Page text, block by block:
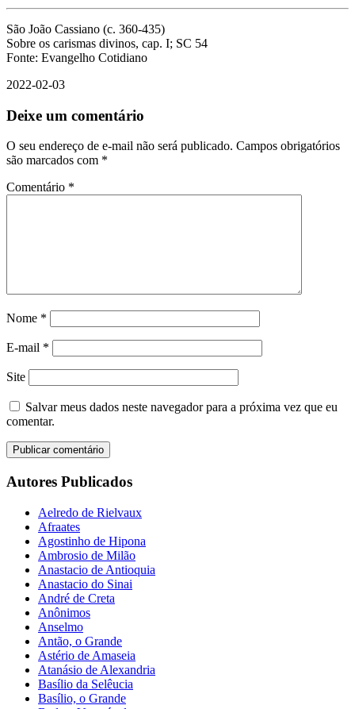
São João Cassiano (c. 360-435)
Sobre os carismas divinos, cap. I; SC 54
Fonte: Evangelho Cotidiano
2022-02-03
Deixe um comentário
O seu endereço de e-mail não será publicado. Campos obrigatórios
são marcados com *
Comentário *
Nome *
E-mail *
Site
Salvar meus dados neste navegador para a próxima vez que eu
comentar.
Autores Publicados
Aelredo de Rielvaux
Afraates
Agostinho de Hipona
Ambrosio de Milão
Anastacio de Antioquia
Anastacio do Sinai
André de Creta
Anônimos
Anselmo
Antão, o Grande
Astério de Amaseia
Atanásio de Alexandria
Basílio da Selêucia
Basílio, o Grande